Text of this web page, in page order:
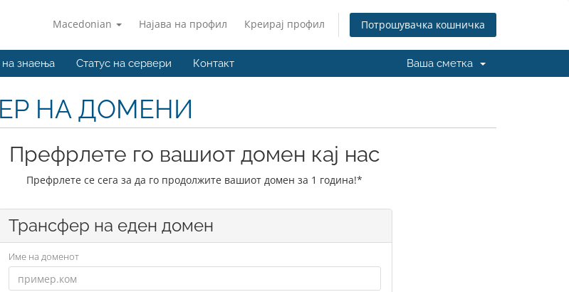
Macedonian Најава на профил Креирај профил Потрошувачка кошничка
на знаења Статус на сервери Контакт Ваша сметка
НА ДОМЕНИ
Префрлете го вашиот домен кај нас
Префрлете се сега за да го продолжите вашиот домен за 1 година!*
Трансфер на еден домен
Име на доменот